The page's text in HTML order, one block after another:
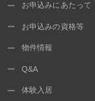
お申込みにあたって
お申込みの資格等
物件情報
Q&A
体験入居